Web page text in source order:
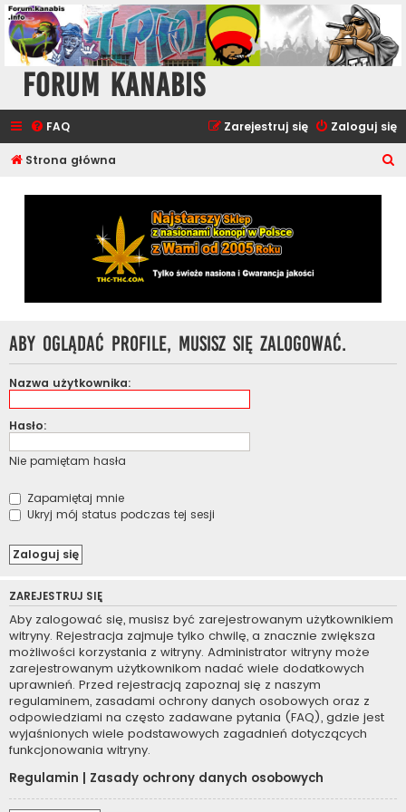
Forum Kanabis
FAQ Zaloguj się
Zarejestruj się
Strona główna
Aby oglądać profile, musisz się zalogować.
Nazwa użytkownika:
Hasło:
Nie pamiętam hasła
Zapamiętaj mnie
Ukryj mój status podczas tej sesji
ZAREJESTRUJ SIĘ
Aby zalogować się, musisz być zarejestrowanym użytkownikiem
witryny. Rejestracja zajmuje tylko chwilę, a znacznie zwiększa
możliwości korzystania z witryny. Administrator witryny może
zarejestrowanym użytkownikom nadać wiele dodatkowych
uprawnień. Przed rejestracją zapoznaj się z naszym
regulaminem, zasadami ochrony danych osobowych oraz z
odpowiedziami na często zadawane pytania (FAQ), gdzie jest
wyjaśnionych wiele podstawowych zagadnień dotyczących
funkcjonowania witryny.
Regulamin | Zasady ochrony danych osobowych